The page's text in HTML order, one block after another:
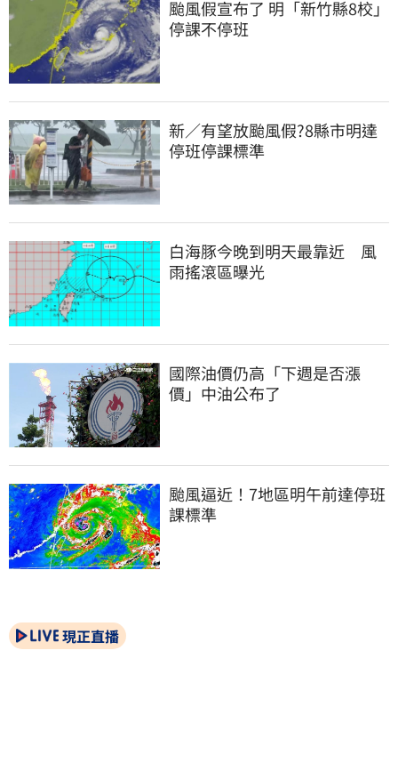
颱風假宣布了 明「新竹縣8校」
停課不停班
新／有望放颱風假?8縣市明達
停班停課標準
白海豚今晚到明天最靠近　風
雨搖滾區曝光
國際油價仍高「下週是否漲
價」中油公布了
颱風逼近！7地區明午前達停班
課標準
現正直播